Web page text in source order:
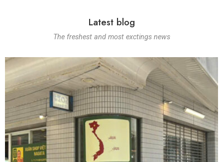
Latest blog
The freshest and most exctings news